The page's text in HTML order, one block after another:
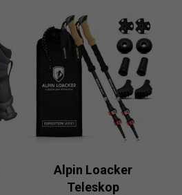
Alpin Loacker
Teleskop